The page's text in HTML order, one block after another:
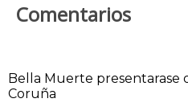
Comentarios
Bella Muerte presentarase
Coruña